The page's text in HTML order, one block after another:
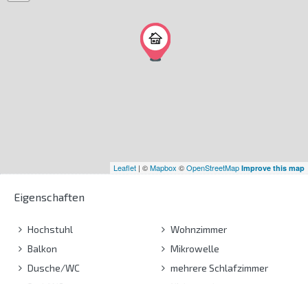
Leaflet | ©Mapbox ©OpenStreetMap Improve this map
Eigenschaften
Hochstuhl
Balkon
Dusche/WC
Wohnzimmer
Mikrowelle
mehrere Schlafzimmer